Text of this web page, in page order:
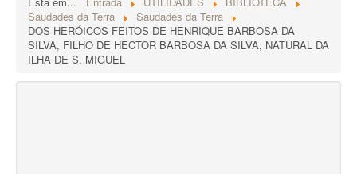
Saudades da Terra
Saudades da Terra
DOS HERÓICOS FEITOS DE HENRIQUE BARBOSA DA
SILVA, FILHO DE HECTOR BARBOSA DA SILVA, NATURAL DA
ILHA DE S. MIGUEL